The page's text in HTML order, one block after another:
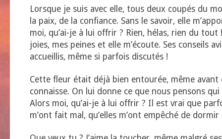
Lorsque je suis avec elle, tous deux coupés du
la paix, de la confiance. Sans le savoir, elle
moi, qu’ai-je à lui offrir ? Rien, hélas, rien du tout
joies, mes peines et elle m’écoute. Ses conseils
accueillis, même si parfois discutés !
Cette fleur était déjà bien entourée, même avant
connaisse. On lui donne ce que nous pensons
Alors moi, qu’ai-je à lui offrir ? Il est vrai que
m’ont fait mal, qu’elles m’ont empêché de dormir